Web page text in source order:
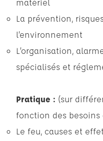
matériel
La prévention,
l’environnement
L’organisation,
spécialisés et
Pratique : (sur
fonction des besoins
Le feu, causes et